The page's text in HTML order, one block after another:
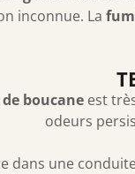
inconnue. La
boucaneest
odeurs
dans une